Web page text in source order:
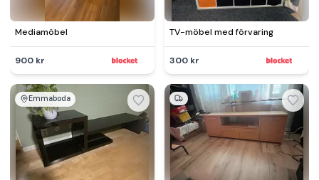
Mediamöbel
900 kr
TV-möbel med förvaring
300 kr
Emmaboda